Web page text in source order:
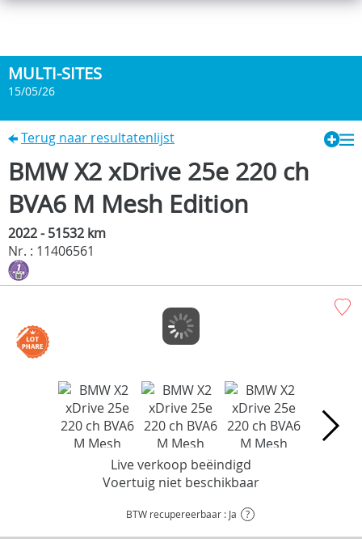
MULTI-SITES
15/05/26
Terug naar resultatenlijst
BMW X2 xDrive 25e 220 ch
BVA6 M Mesh Edition
2022 - 51532 km
Nr. : 11406561
Live verkoop beëindigd
Voertuig niet beschikbaar
BTW recupereerbaar : Ja ?